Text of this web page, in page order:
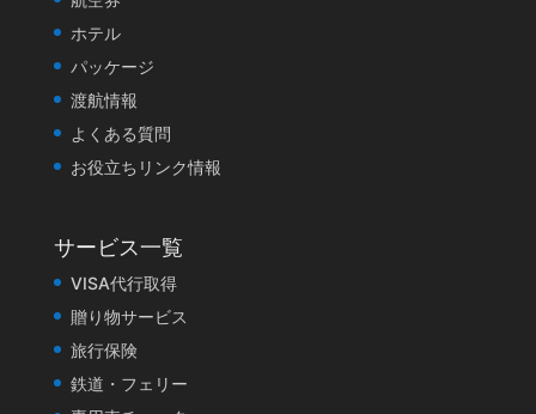
ホテル
パッケージ
渡航情報
よくある質問
お役立ちリンク情報
サービス一覧
VISA代行取得
贈り物サービス
旅行保険
鉄道・フェリー